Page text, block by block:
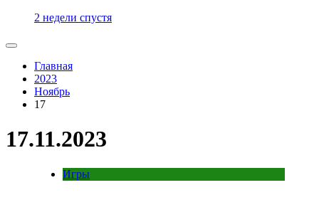
2 недели спустя
Главная
2023
Ноябрь
17
17.11.2023
Игры